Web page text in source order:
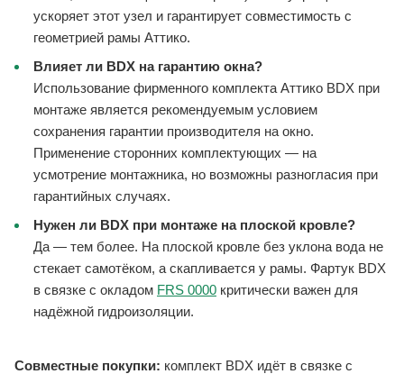
ускоряет этот узел и гарантирует совместимость с
геометрией рамы Аттико.
Влияет ли BDX на гарантию окна?
Использование фирменного комплекта Аттико BDX при
монтаже является рекомендуемым условием
сохранения гарантии производителя на окно.
Применение сторонних комплектующих — на
усмотрение монтажника, но возможны разногласия при
гарантийных случаях.
Нужен ли BDX при монтаже на плоской кровле?
Да — тем более. На плоской кровле без уклона вода не
стекает самотёком, а скапливается у рамы. Фартук BDX
в связке с окладом FRS 0000 критически важен для
надёжной гидроизоляции.
Совместные покупки: комплект BDX идёт в связке с